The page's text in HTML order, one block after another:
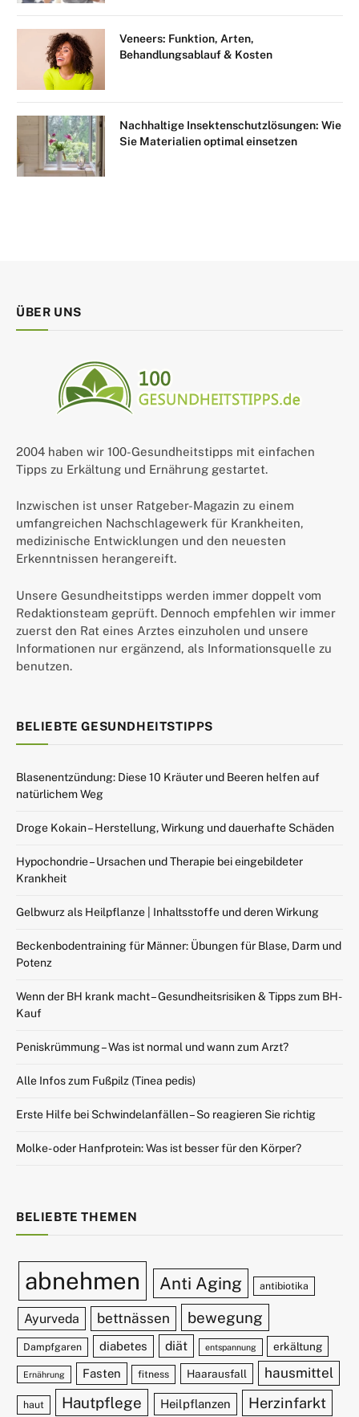
Veneers: Funktion, Arten,
Behandlungsablauf & Kosten
Nachhaltige Insektenschutzlösungen: Wie
Sie Materialien optimal einsetzen
ÜBER UNS
2004 haben wir 100-Gesundheitstipps mit einfachen
Tipps zu Erkältung und Ernährung gestartet.
Inzwischen ist unser Ratgeber-Magazin zu einem
umfangreichen Nachschlagewerk für Krankheiten,
medizinische Entwicklungen und den neuesten
Erkenntnissen herangereift.
Unsere Gesundheitstipps werden immer doppelt vom
Redaktionsteam geprüft. Dennoch empfehlen wir immer
zuerst den Rat eines Arztes einzuholen und unsere
Informationen nur ergänzend, als Informationsquelle zu
benutzen.
BELIEBTE GESUNDHEITSTIPPS
Blasenentzündung: Diese 10 Kräuter und Beeren helfen auf
natürlichem Weg
Droge Kokain – Herstellung, Wirkung und dauerhafte Schäden
Hypochondrie – Ursachen und Therapie bei eingebildeter
Krankheit
Gelbwurz als Heilpflanze | Inhaltsstoffe und deren Wirkung
Beckenbodentraining für Männer: Übungen für Blase, Darm und
Potenz
Wenn der BH krank macht – Gesundheitsrisiken & Tipps zum BH-
Kauf
Peniskrümmung – Was ist normal und wann zum Arzt?
Alle Infos zum Fußpilz (Tinea pedis)
Erste Hilfe bei Schwindelanfällen – So reagieren Sie richtig
Molke- oder Hanfprotein: Was ist besser für den Körper?
BELIEBTE THEMEN
abnehmen Anti Aging antibiotika
Ayurveda bettnässen bewegung
Dampfgaren diabetes diät entspannung erkältung
Ernährung Fasten fitness Haarausfall hausmittel
haut Hautpflege Heilpflanzen Herzinfarkt